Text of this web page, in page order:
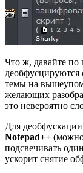
Что ж, давайте по
темы на
желающих
это невероятно
Для
Notepad++
подсвечивать
ускорит снятие